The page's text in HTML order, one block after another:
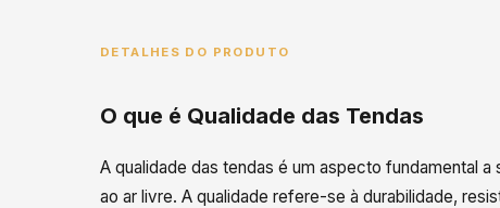
DETALHES DO PRODUTO
O que é Qualidade das Tendas
A qualidade das tendas é um aspecto fundamental
ao ar livre. A qualidade refere-se à durabilidade,